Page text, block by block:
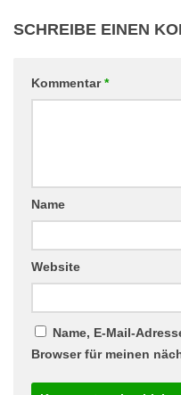
SCHREIBE EINEN
Kommentar*
Name
Website
Name, E-Mail-
Browser für meinen